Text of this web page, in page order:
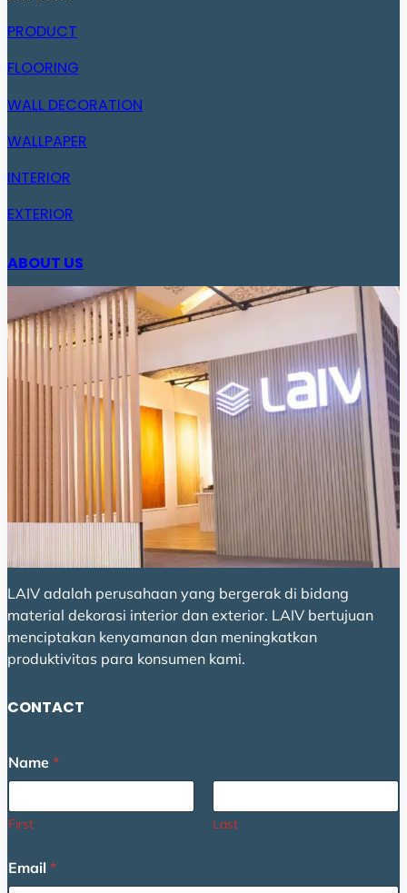
PRODUCT
FLOORING
WALL DECORATION
WALLPAPER
INTERIOR
EXTERIOR
ABOUT US
LAIV adalah perusahaan yang bergerak di bidang
material dekorasi interior dan exterior. LAIV bertujuan
menciptakan kenyamanan dan meningkatkan
produktivitas para konsumen kami.
CONTACT
Name *
First Last
Email *